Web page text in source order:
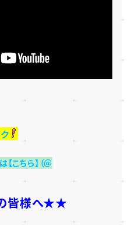
ちら】（＠
皆様へ★★